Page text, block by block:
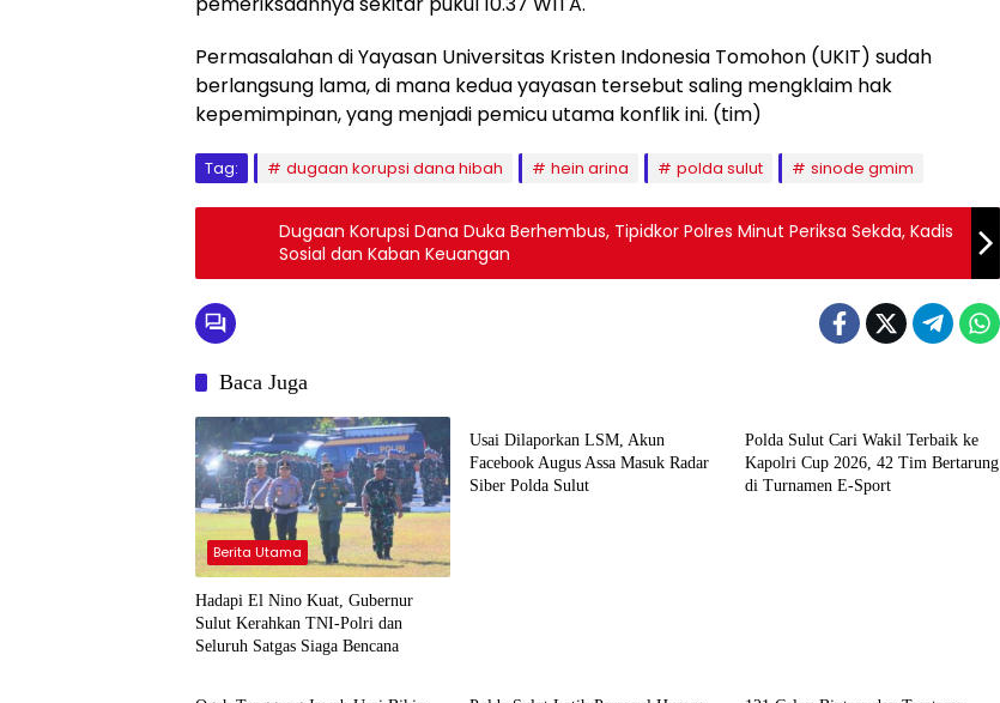
Permasalahan di Yayasan Universitas Kristen Indonesia Tomohon (UKIT) sudah
berlangsung lama, di mana kedua yayasan tersebut saling mengklaim hak
kepemimpinan, yang menjadi pemicu utama konflik ini. (tim)
Tag: dugaan korupsi dana hibah hein arina polda sulut sinode gmim
Dugaan Korupsi Dana Duka Berhembus, Tipidkor Polres Minut Periksa Sekda, Kadis
Sosial dan Kaban Keuangan
Baca Juga
Berita Utama
Hadapi El Nino Kuat, Gubernur
Sulut Kerahkan TNI-Polri dan
Seluruh Satgas Siaga Bencana
Usai Dilaporkan LSM, Akun
Facebook Augus Assa Masuk Radar
Siber Polda Sulut
Polda Sulut Cari Wakil Terbaik ke
Kapolri Cup 2026, 42 Tim Bertarung
di Turnamen E-Sport
Hukum & Kriminal